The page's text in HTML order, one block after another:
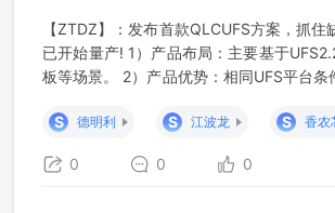
【ZTDZ】：发布首款QLCUFS方案，抓
已开始量产! 1）产品布局：主要基于
板等场景。 2）产品优势：相同UFS平台
垄S 德明利 S 江波龙 S 香农
0 0 0